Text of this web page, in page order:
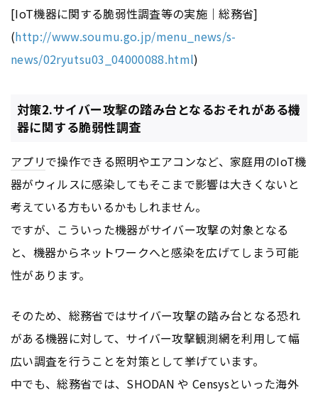
[IoT機器に関する脆弱性調査等の実施｜総務省]
(http://www.soumu.go.jp/menu_news/s-
news/02ryutsu03_04000088.html)
対策2.サイバー攻撃の踏み台となるおそれがある機
器に関する脆弱性調査
アプリで操作できる照明やエアコンなど、家庭用のIoT機
器がウィルスに感染してもそこまで影響は大きくないと
考えている方もいるかもしれません。
ですが、こういった機器がサイバー攻撃の対象となる
と、機器からネットワークへと感染を広げてしまう可能
性があります。
そのため、総務省ではサイバー攻撃の踏み台となる恐れ
がある機器に対して、サイバー攻撃観測網を利用して幅
広い調査を行うことを対策として挙げています。
中でも、総務省では、SHODAN や Censysといった海外